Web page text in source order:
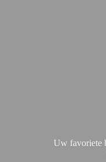
Uw favoriete